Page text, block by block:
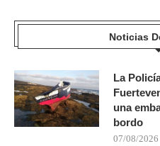
Noticias
La
una
bordo
07/08/2026